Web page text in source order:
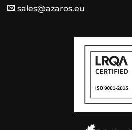
sales@azaros.eu